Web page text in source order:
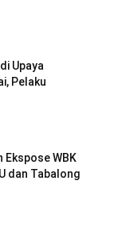
Upaya
Pelaku
Ekspose WBK
dan Tabalong